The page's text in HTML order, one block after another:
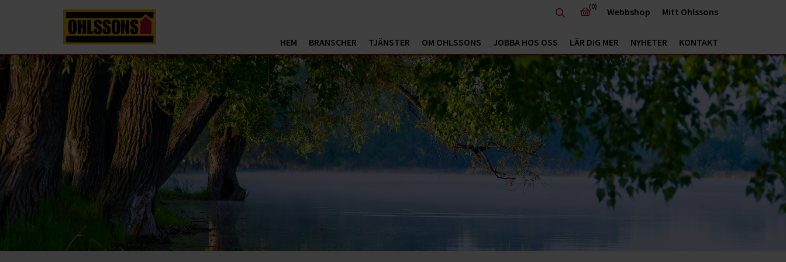
HEM BRANSCHER TJÄNSTER OM OHLSSONS JOBBA HOS OSS LÄR DIG MER NYHETER KONTAKT
(0) Webbshop Mitt Ohlssons